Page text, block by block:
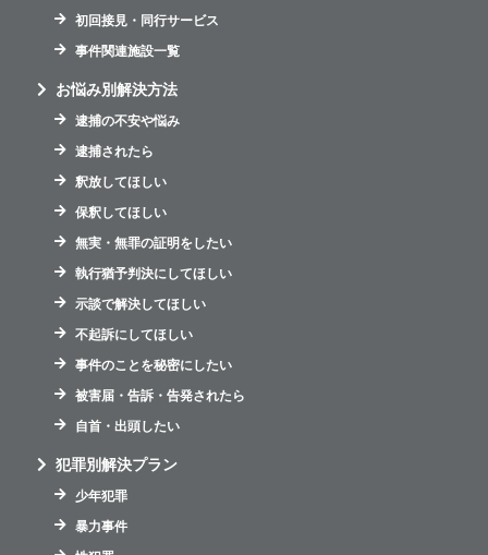
初回接見・同行サービス
事件関連施設一覧
お悩み別解決方法
逮捕の不安や悩み
逮捕されたら
釈放してほしい
保釈してほしい
無実・無罪の証明をしたい
執行猶予判決にしてほしい
示談で解決してほしい
不起訴にしてほしい
事件のことを秘密にしたい
被害届・告訴・告発されたら
自首・出頭したい
犯罪別解決プラン
少年犯罪
暴力事件